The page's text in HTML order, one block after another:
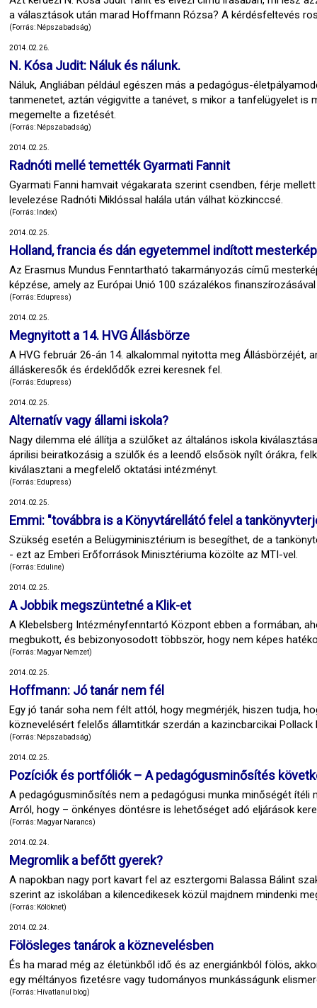
a választások után marad Hoffmann Rózsa? A kérdésfeltevés
(Forrás: Népszabadság)
2014.02.26.
N. Kósa Judit: Náluk és nálunk.
Náluk, Angliában például egészen más a pedagógus-
tanmenetet, aztán végigvitte a tanévet, s mikor a tanfelügyelet is
megemelte a fizetését.
(Forrás: Népszabadság)
2014.02.25.
Radnóti mellé temették Gyarmati Fannit
Gyarmati Fanni hamvait végakarata szerint csendben, férje
levelezése Radnóti Miklóssal halála után válhat közkinccsé.
(Forrás: Index)
2014.02.25.
Holland, francia és dán egyetemmel indított
Az Erasmus Mundus Fenntartható takarmányozás című
képzése, amely az Európai Unió 100 százalékos
(Forrás: Edupress)
2014.02.25.
Megnyitott a 14. HVG Állásbörze
A HVG február 26-án 14. alkalommal nyitotta meg Állásbörzéjét,
álláskeresők és érdeklődők ezrei keresnek fel.
(Forrás: Edupress)
2014.02.25.
Alternatív vagy állami iskola?
Nagy dilemma elé állítja a szülőket az általános iskola
áprilisi beiratkozásig a szülők és a leendő elsősök nyílt órákra,
kiválasztani a megfelelő oktatási intézményt.
(Forrás: Edupress)
2014.02.25.
Emmi: "továbbra is a Könyvtárellátó felel a
Szükség esetén a Belügyminisztérium is besegíthet, de a
- ezt az Emberi Erőforrások Minisztériuma közölte az MTI-vel.
(Forrás: Eduline)
2014.02.25.
A Jobbik megszüntetné a Klik-et
A Klebelsberg Intézményfenntartó Központ ebben a formában,
megbukott, és bebizonyosodott többször, hogy nem képes
(Forrás: Magyar Nemzet)
2014.02.25.
Hoffmann: Jó tanár nem fél
Egy jó tanár soha nem félt attól, hogy megmérjék, hiszen tudja,
köznevelésért felelős államtitkár szerdán a kazincbarcikai
(Forrás: Népszabadság)
2014.02.25.
Pozíciók és portfóliók – A pedagógusminősítés
A pedagógusminősítés nem a pedagógusi munka minőségét
Arról, hogy – önkényes döntésre is lehetőséget adó eljárások
(Forrás: Magyar Narancs)
2014.02.24.
Megromlik a befőtt gyerek?
A napokban nagy port kavart fel az esztergomi Balassa Bálint
szerint az iskolában a kilencedikesek közül majdnem mindenki
(Forrás: Kölöknet)
2014.02.24.
Fölösleges tanárok a köznevelésben
És ha marad még az életünkből idő és az energiánkból fölös,
egy méltányos fizetésre vagy tudományos munkásságunk
(Forrás: Hívatlanul blog)